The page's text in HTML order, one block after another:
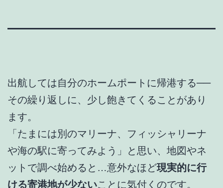
出航しては自分のホームポートに帰港する──
その繰り返しに、少し飽きてくることがあり
ます。
「たまには別のマリーナ、フィッシャリーナ
や海の駅に寄ってみよう」と思い、地図やネ
ットで調べ始めると…意外なほど現実的に行
ける寄港地が少ないことに気付くのです。